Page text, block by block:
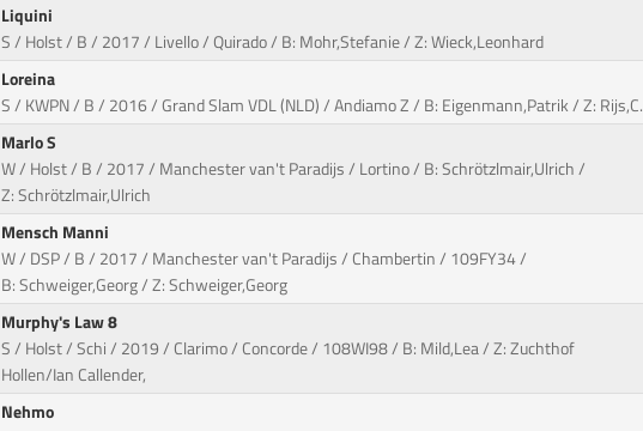
Liquini
S / Holst / B / 2017 / Livello / Quirado / B: Mohr,Stefanie / Z: Wieck,Leonhard
Loreina
S / KWPN / B / 2016 / Grand Slam VDL (NLD) / Andiamo Z / B: Eigenmann,Patrik / Z: Rijs,C.
Marlo S
W / Holst / B / 2017 / Manchester van't Paradijs / Lortino / B: Schrötzlmair,Ulrich /
Z: Schrötzlmair,Ulrich
Mensch Manni
W / DSP / B / 2017 / Manchester van't Paradijs / Chambertin / 109FY34 /
B: Schweiger,Georg / Z: Schweiger,Georg
Murphy's Law 8
S / Holst / Schi / 2019 / Clarimo / Concorde / 108WI98 / B: Mild,Lea / Z: Zuchthof
Hollen/Ian Callender,
Nehmo